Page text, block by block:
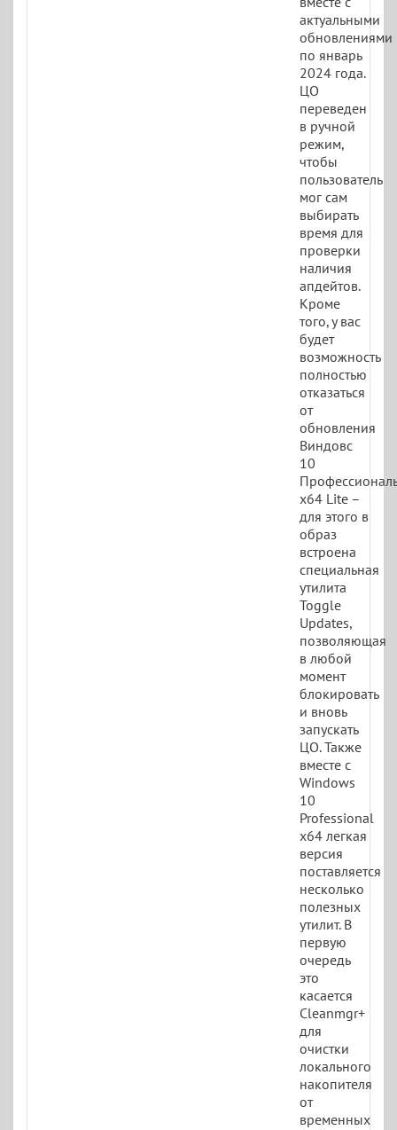
актуальными
обновлениями
по январь
2024 года.
ЦО
переведен
в ручной
режим,
чтобы
пользователь
мог сам
выбирать
время для
проверки
наличия
апдейтов.
Кроме
того, у вас
будет
возможность
полностью
отказаться
от
обновления
Виндовс
10
x64 Lite –
для этого в
образ
встроена
специальная
утилита
Toggle
Updates,
позволяющая
в любой
момент
блокировать
и вновь
запускать
ЦО. Также
вместе с
Windows
10
Professional
x64 легкая
версия
поставляется
несколько
полезных
утилит. В
первую
очередь
это
касается
Cleanmgr+
для
очистки
локального
накопителя
от
временных